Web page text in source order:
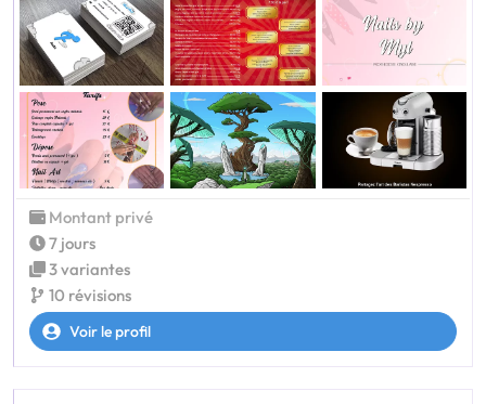
Montant privé
7 jours
3 variantes
10 révisions
Voir le profil